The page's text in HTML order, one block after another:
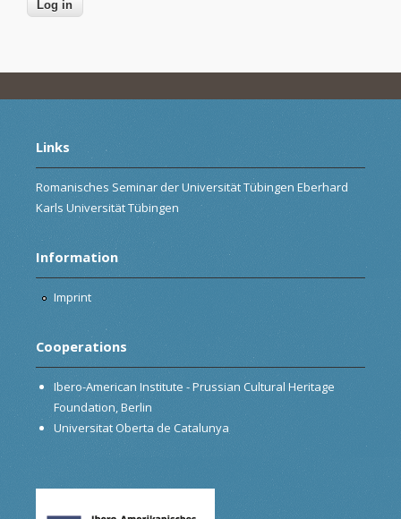
Links
Romanisches Seminar der Universität Tübingen Eberhard
Karls Universität Tübingen
Information
Imprint
Cooperations
Ibero-American Institute - Prussian Cultural Heritage
Foundation, Berlin
Universitat Oberta de Catalunya